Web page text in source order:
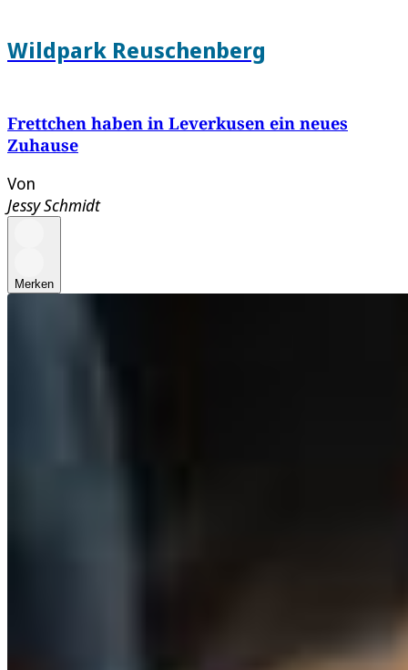
Wildpark Reuschenberg
Frettchen haben in Leverkusen ein neues
Zuhause
Von
Jessy Schmidt
Merken